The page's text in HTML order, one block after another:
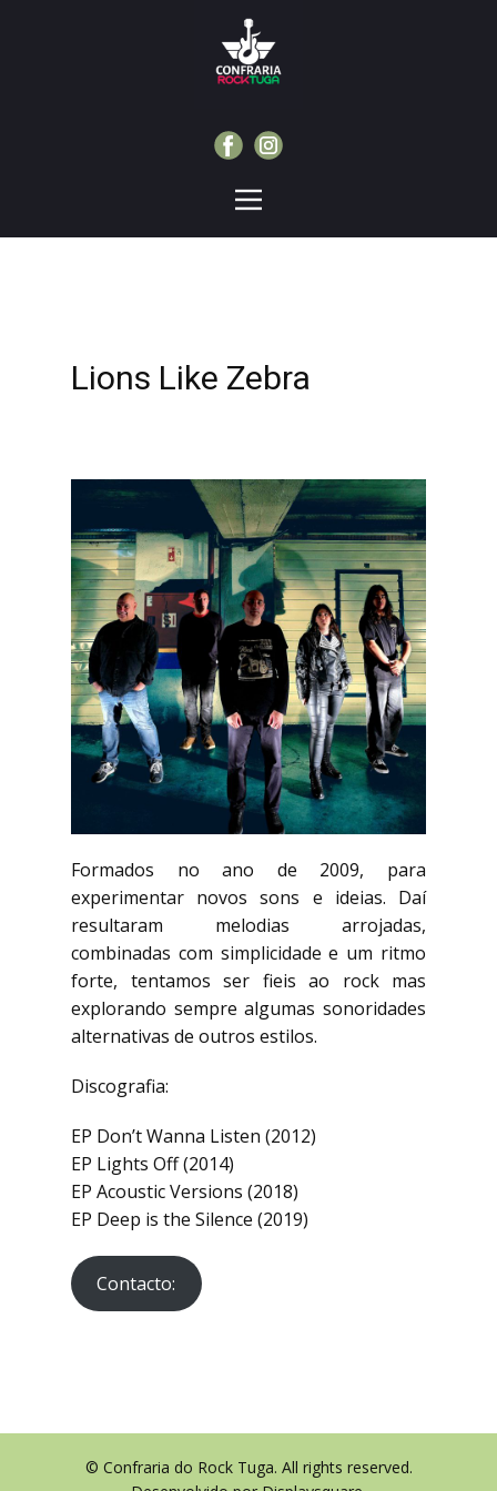
Lions Like Zebra
Formados no ano de 2009, para
experimentar novos sons e ideias. Daí
resultaram melodias arrojadas,
combinadas com simplicidade e um ritmo
forte, tentamos ser fieis ao rock mas
explorando sempre algumas sonoridades
alternativas de outros estilos.
Discografia:
EP Don’t Wanna Listen (2012)
EP Lights Off (2014)
EP Acoustic Versions (2018)
EP Deep is the Silence (2019)
Contacto:
© ​Confraria do Rock Tuga. All rights reserved.